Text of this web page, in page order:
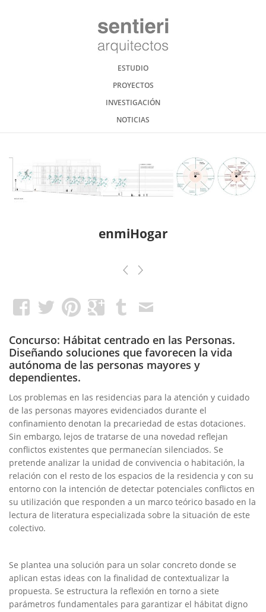
ESTUDIO
PROYECTOS
INVESTIGACIÓN
NOTICIAS
enmiHogar
Concurso: Hábitat centrado en las Personas.
Diseñando soluciones que favorecen la vida
autónoma de las personas mayores y
dependientes.
Los problemas en las residencias para la atención y cuidado
de las personas mayores evidenciados durante el
confinamiento denotan la precariedad de estas dotaciones.
Sin embargo, lejos de tratarse de una novedad reflejan
conflictos existentes que permanecían silenciados. Se
pretende analizar la unidad de convivencia o habitación, la
relación con el resto de los espacios de la residencia y con su
entorno con la intención de detectar potenciales conflictos en
su utilización que responden a un marco teórico basado en la
lectura de literatura especializada sobre la situación de este
colectivo.
Se plantea una solución para un solar concreto donde se
aplican estas ideas con la finalidad de contextualizar la
propuesta. Se estructura la reflexión en torno a siete
parámetros fundamentales para garantizar el hábitat digno